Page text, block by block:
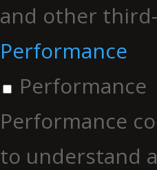
and other
Performance
Performance
Performance
to understand